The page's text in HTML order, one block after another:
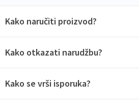
Kako naručiti proizvod?
Kako otkazati narudžbu?
Kako se vrši isporuka?